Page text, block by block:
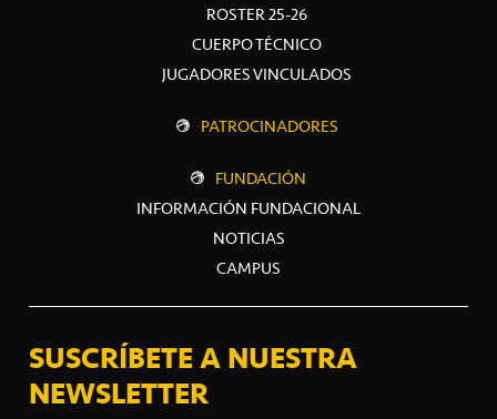
ROSTER 25-26
CUERPO TÉCNICO
JUGADORES VINCULADOS
PATROCINADORES
FUNDACIÓN
INFORMACIÓN FUNDACIONAL
NOTICIAS
CAMPUS
SUSCRÍBETE A NUESTRA
NEWSLETTER